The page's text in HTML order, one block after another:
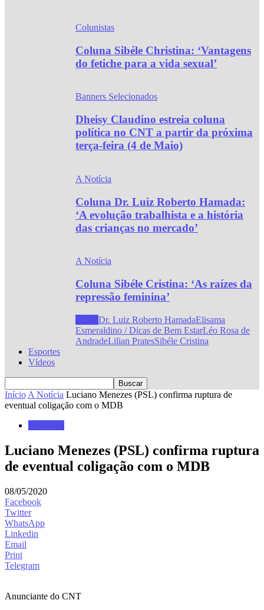
Colunistas
Coluna Sibéle Christina: ‘Vantagens
do fetiche para a vida sexual’
Banners Selecionados
Dheisy Claudino estreia coluna
política no CNT a partir da próxima
terça-feira (4 de Maio)
A Notícia
Coluna Dr. Luiz Roberto Hamada:
‘A evolução trabalhista e a história
das crianças no mercado’
A Notícia
Coluna Sibéle Cristina: ‘As raízes da
repressão feminina’
Dr. Luiz Roberto HamadaElisama
Esmeraldino / Dicas de Bem EstarLéo Rosa de
AndradeLilian PratesSibéle Cristina
Esportes
Vídeos
Início A Notícia Luciano Menezes (PSL) confirma ruptura de
eventual coligação com o MDB
Luciano Menezes (PSL) confirma ruptura
de eventual coligação com o MDB
08/05/2020
Facebook
Twitter
WhatsApp
Linkedin
Email
Print
Telegram
Anunciante do CNT